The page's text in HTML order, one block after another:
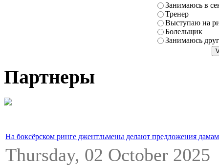
Занимаюсь в
Тренер
Выступаю на
Болельщик
Занимаюсь
Партнеры
На боксёрском ринге джентльмены делают предложения дамам
Thursday, 02 October